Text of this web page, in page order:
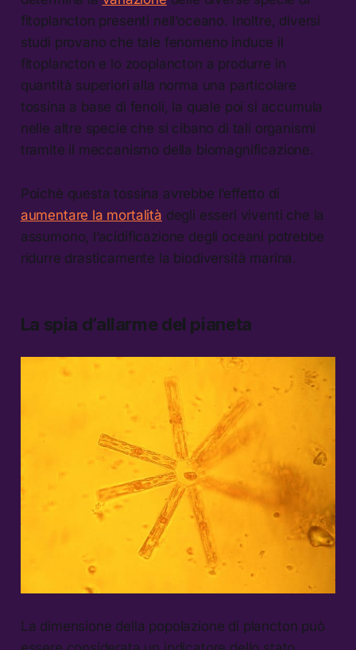
fitoplancton presenti nell’oceano. Inoltre, diversi
studi provano che tale fenomeno induce il
fitoplancton e lo zooplancton a produrre in
quantità superiori alla norma una particolare
tossina a base di fenoli, la quale poi si accumula
nelle altre specie che si cibano di tali organismi
tramite il meccanismo della biomagnificazione.
Poichè questa tossina avrebbe l’effetto di
aumentare la mortalità degli esseri viventi che la
assumono, l’acidificazione degli oceani potrebbe
ridurre drasticamente la biodiversità marina.
La spia d’allarme del pianeta
La dimensione della popolazione di plancton può